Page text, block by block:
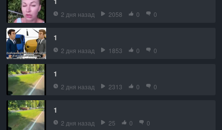
2 дня назад 2058 0 0
1
2 дня назад 1853 0 0
1
2 дня назад 2313 0 0
1
2 дня назад 25 0 0